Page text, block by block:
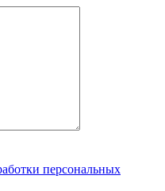
персональных